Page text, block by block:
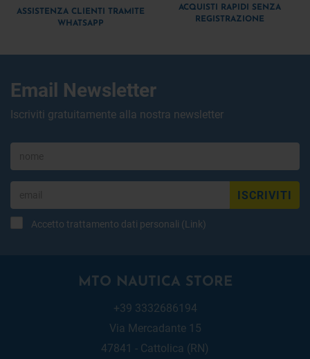
ASSISTENZA CLIENTI TRAMITE
WHATSAPP
ACQUISTI RAPIDI SENZA
REGISTRAZIONE
Email Newsletter
Iscriviti gratuitamente alla nostra newsletter
ISCRIVITI
Accetto trattamento dati personali (Link)
MTO NAUTICA STORE
+39 3332686194
Via Mercadante 15
47841 - Cattolica (RN)